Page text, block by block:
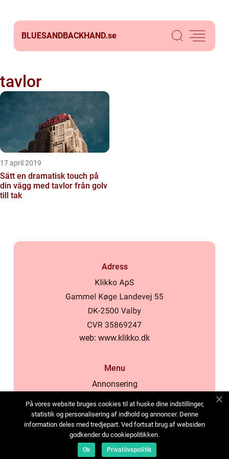
BLUESANDBACKHAND.se
tavlor
17 april 2019
Sätt en dramatisk touch på
din vägg med tavlor från golv
till tak
Adress
web: www.klikko.dk
Menu
Annonsering
Cookies
Kontakta oss
Sitemap
På vores website bruges cookies til at huske dine indstillinger,
statistik og personalisering af indhold og annoncer. Denne
information deles med tredjepart. Ved fortsat brug af websiden
godkender du cookiepolitikken.
Ok Privatlivspolitik